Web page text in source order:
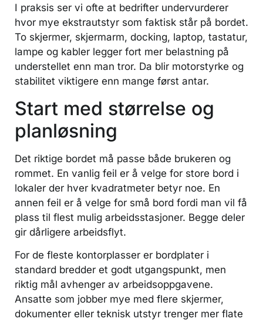
I praksis ser vi ofte at bedrifter undervurderer
hvor mye ekstrautstyr som faktisk står på bordet.
To skjermer, skjermarm, docking, laptop, tastatur,
lampe og kabler legger fort mer belastning på
understellet enn man tror. Da blir motorstyrke og
stabilitet viktigere enn mange først antar.
Start med størrelse og
planløsning
Det riktige bordet må passe både brukeren og
rommet. En vanlig feil er å velge for store bord i
lokaler der hver kvadratmeter betyr noe. En
annen feil er å velge for små bord fordi man vil få
plass til flest mulig arbeidsstasjoner. Begge deler
gir dårligere arbeidsflyt.
For de fleste kontorplasser er bordplater i
standard bredder et godt utgangspunkt, men
riktig mål avhenger av arbeidsoppgavene.
Ansatte som jobber mye med flere skjermer,
dokumenter eller teknisk utstyr trenger mer flate